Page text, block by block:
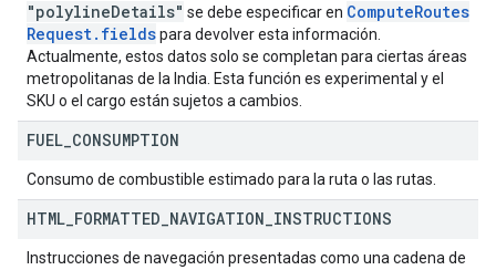
"polylineDetails" se debe especificar en ComputeRoutes
Request. fieldspara devolver esta información.
Actualmente, estos datos solo se completan para ciertas áreas
metropolitanas de la India. Esta función es experimental y el
SKU o el cargo están sujetos a cambios.
FUEL CONSUMPTION
Consumo de combustible estimado para la ruta o las rutas.
HTML FORMATTED NAVIGATION INSTRUCTIONS
Instrucciones de navegación presentadas como una cadena de